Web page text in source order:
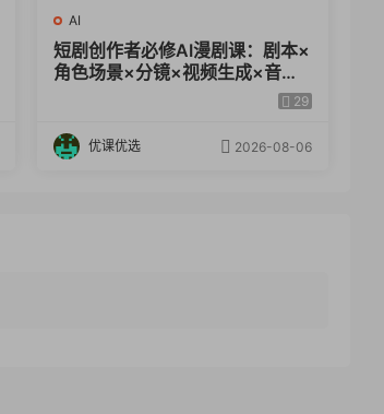
AI
短剧创作者必修AI漫剧课：剧本×
角色场景×分镜×视频生成×音视
频剪辑×全流程实战×创意短片拆
29
优课优选 2026-08-06